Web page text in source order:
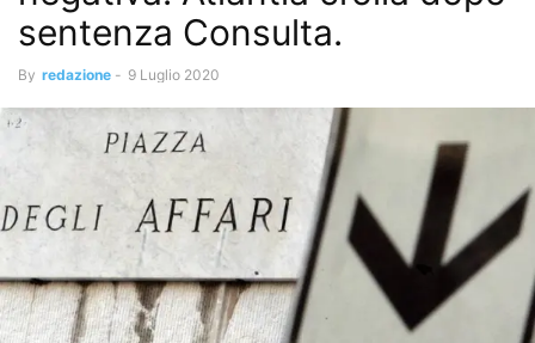
sentenza Consulta.
By redazione - 9 Luglio 2020